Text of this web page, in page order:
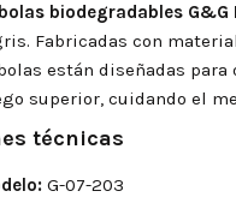
bolas biodegradables G&G
Fabricadas con
están diseñadas para
superior, cuidando el
técnicas
G-07-203